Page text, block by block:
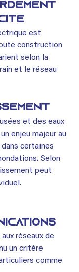
est
construction
selon la
et le réseau
et des eaux
enjeu majeur au
certaines
Selon
peut
réseaux de
un critère
comme